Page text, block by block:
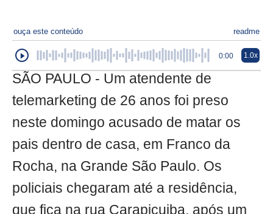
ouça este conteúdo readme
0:00 1.0x
SÃO PAULO - Um atendente de
telemarketing de 26 anos foi preso
neste domingo acusado de matar os
pais dentro de casa, em Franco da
Rocha, na Grande São Paulo. Os
policiais chegaram até a residência,
que fica na rua Carapicuiba, após um